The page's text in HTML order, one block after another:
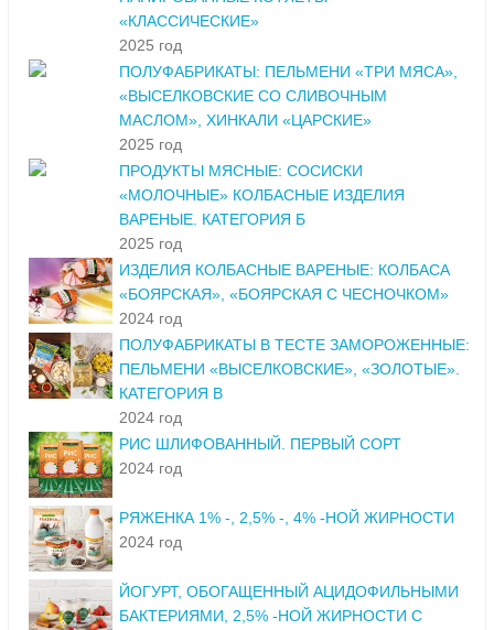
«КЛАССИЧЕСКИЕ»
2025 год
ПОЛУФАБРИКАТЫ: ПЕЛЬМЕНИ «ТРИ МЯСА»,
«ВЫСЕЛКОВСКИЕ СО СЛИВОЧНЫМ
МАСЛОМ», ХИНКАЛИ «ЦАРСКИЕ»
2025 год
ПРОДУКТЫ МЯСНЫЕ: СОСИСКИ
«МОЛОЧНЫЕ» КОЛБАСНЫЕ ИЗДЕЛИЯ
ВАРЕНЫЕ. КАТЕГОРИЯ Б
2025 год
ИЗДЕЛИЯ КОЛБАСНЫЕ ВАРЕНЫЕ: КОЛБАСА
«БОЯРСКАЯ», «БОЯРСКАЯ С ЧЕСНОЧКОМ»
2024 год
ПОЛУФАБРИКАТЫ В ТЕСТЕ ЗАМОРОЖЕННЫЕ:
ПЕЛЬМЕНИ «ВЫСЕЛКОВСКИЕ», «ЗОЛОТЫЕ».
КАТЕГОРИЯ В
2024 год
РИС ШЛИФОВАННЫЙ. ПЕРВЫЙ СОРТ
2024 год
РЯЖЕНКА 1% -, 2,5% -, 4% -НОЙ ЖИРНОСТИ
2024 год
ЙОГУРТ, ОБОГАЩЕННЫЙ АЦИДОФИЛЬНЫМИ
БАКТЕРИЯМИ, 2,5% -НОЙ ЖИРНОСТИ С